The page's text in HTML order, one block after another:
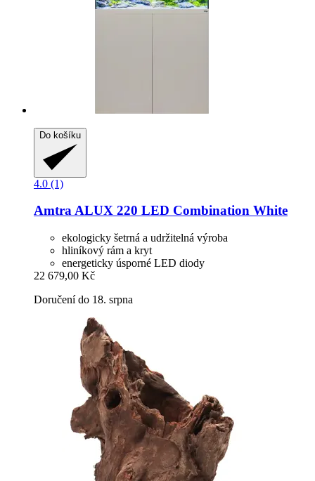
Do košíku
4.0 (1)
AmtraALUX 220 LED Combination White
ekologicky šetrná a udržitelná výroba
hliníkový rám a kryt
energeticky úsporné LED diody
22 679,00 Kč
Doručení do 18. srpna